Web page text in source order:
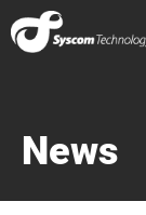
主要取引先
News